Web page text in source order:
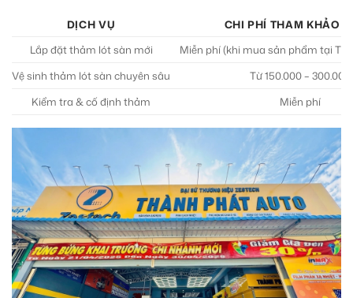
DỊCH VỤ
CHI PHÍ THAM KHẢO
Lắp đặt thảm lót sàn mới
Miễn phí (khi mua sản phẩm tại
Vệ sinh thảm lót sàn chuyên sâu
Từ 150.000 – 300.000
Kiểm tra & cố định thảm
Miễn phí